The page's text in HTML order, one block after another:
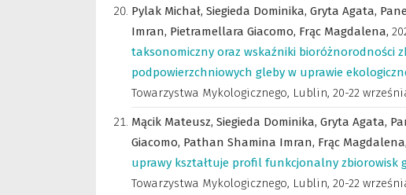
Pylak Michał, Siegieda Dominika, Gryta Agata,
Imran, Pietramellara Giacomo, Frąc Magdalena,
taksonomiczny oraz wskaźniki bioróżnorodności
podpowierzchniowych gleby w uprawie
Towarzystwa Mykologicznego, Lublin, 20-22
Mącik Mateusz, Siegieda Dominika, Gryta Agata,
Giacomo, Pathan Shamina Imran, Frąc Magdalena,
uprawy kształtuje profil funkcjonalny zbiorowisk
Towarzystwa Mykologicznego, Lublin, 20-22